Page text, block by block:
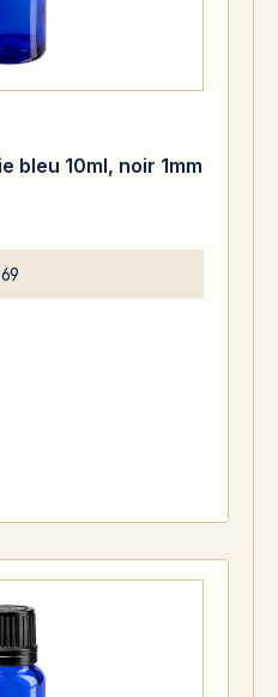
bleu 10ml, noir 1mm